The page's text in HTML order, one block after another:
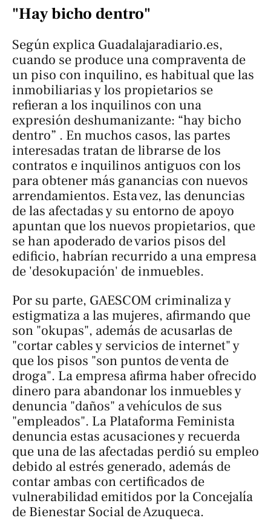
"Hay bicho dentro"
Según explica Guadalajaradiario.es,
cuando se produce una compraventa de
un piso con inquilino, es habitual que las
inmobiliarias y los propietarios se
refieran a los inquilinos con una
expresión deshumanizante: “haybicho
dentro” . En muchos casos, las partes
interesadas tratan de librarse de los
contratos e inquilinos antiguos con los
para obtener más ganancias con nuevos
arrendamientos. Esta vez, las denuncias
de las afectadas y su entorno de apoyo
apuntan que los nuevos propietarios, que
se han apoderado de varios pisos del
edificio, habrían recurrido a una empresa
de 'desokupación' de inmuebles.
Por su parte, GAESCOM criminaliza y
estigmatiza a las mujeres, afirmando que
son "okupas", además de acusarlas de
"cortar cables y servicios de internet" y
que los pisos "son puntos de venta de
droga". La empresa afirma haber ofrecido
dinero para abandonar los inmuebles y
denuncia "daños" a vehículos de sus
"empleados". La Plataforma Feminista
denuncia estas acusaciones y recuerda
que una de las afectadas perdió su empleo
debido al estrés generado, además de
contar ambas con certificados de
vulnerabilidad emitidos por la Concejalía
de Bienestar Social de Azuqueca.